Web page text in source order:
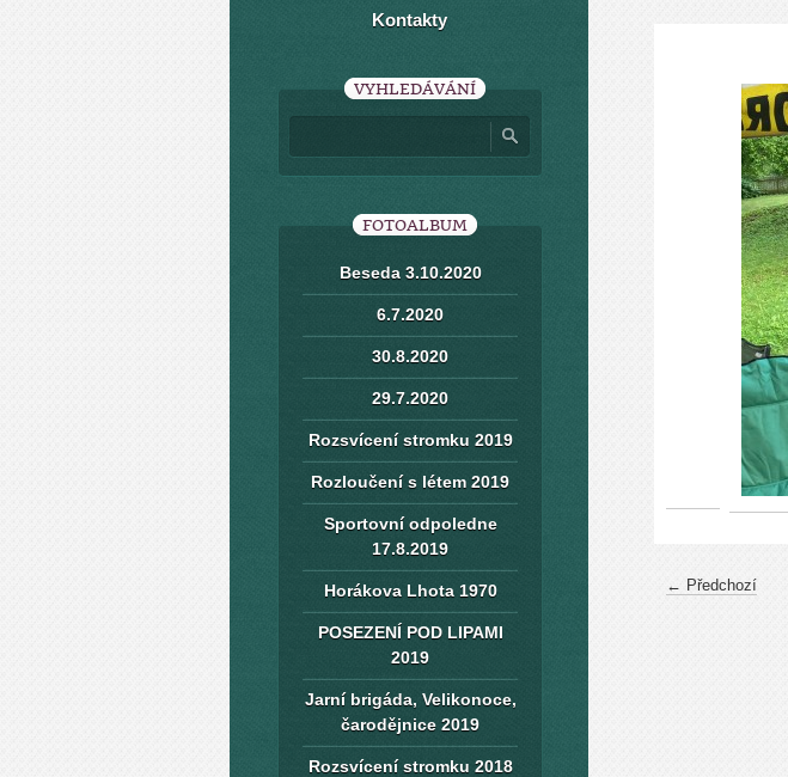
← Předchozí
Kontakty
VYHLEDÁVÁNÍ
FOTOALBUM
Beseda 3.10.2020
6.7.2020
30.8.2020
29.7.2020
Rozsvícení stromku 2019
Rozloučení s létem 2019
Sportovní odpoledne
17.8.2019
Horákova Lhota 1970
POSEZENÍ POD LIPAMI
2019
Jarní brigáda, Velikonoce,
čarodějnice 2019
Rozsvícení stromku 2018